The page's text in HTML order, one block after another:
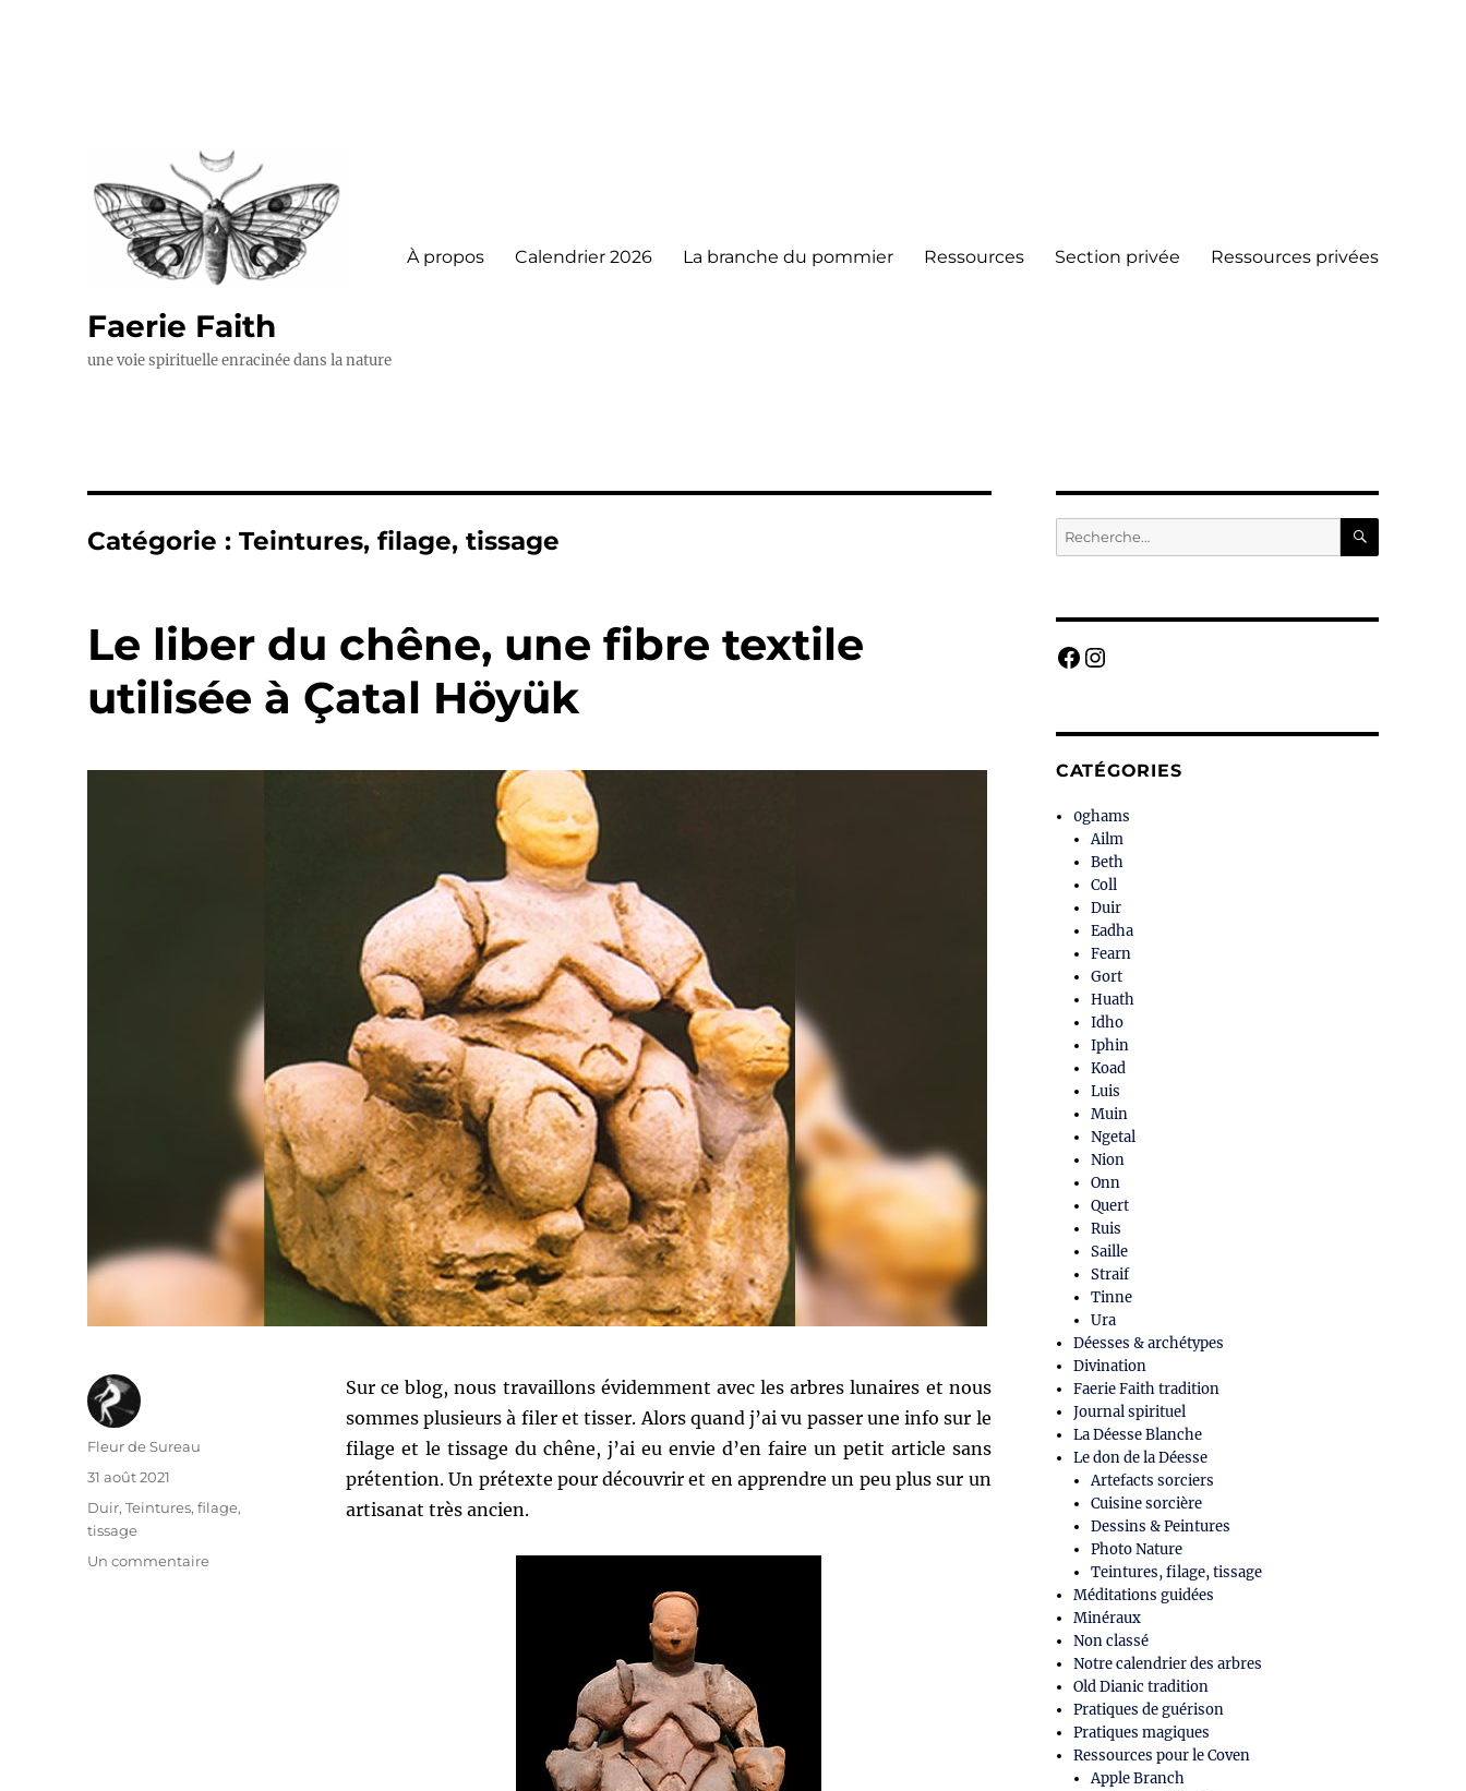
Faerie Faith
une voie spirituelle enracinée dans la nature
À propos Calendrier 2026 La branche du pommier Ressources Section privée Ressources privées
Catégorie :Teintures, filage, tissage
Le liber du chêne, une fibre textile
utilisée à Çatal Höyük
Sur ce blog, nous travaillons évidemment avec les arbres lunaires et nous
sommes plusieurs à filer et tisser. Alors quand j’ai vu passer une info sur le
filage et le tissage du chêne, j’ai eu envie d’en faire un petit article sans
prétention. Un prétexte pour découvrir et en apprendre un peu plus sur un
artisanat très ancien.
Auteur
Fleur de Sureau
Publié
le
31 août 2021
Catégories
Duir,Teintures, filage,
tissage
Un commentairesur
Recherche
pour :
Facebook
Instagram
CATÉGORIES
0ghams
Ailm
Beth
Coll
Duir
Eadha
Fearn
Gort
Huath
Idho
Iphin
Koad
Luis
Muin
Ngetal
Nion
Onn
Quert
Ruis
Saille
Straif
Tinne
Ura
Déesses & archétypes
Divination
Faerie Faith tradition
Journal spirituel
La Déesse Blanche
Le don de la Déesse
Artefacts sorciers
Cuisine sorcière
Dessins & Peintures
Photo Nature
Teintures, filage, tissage
Méditations guidées
Minéraux
Non classé
Notre calendrier des arbres
Old Dianic tradition
Pratiques de guérison
Pratiques magiques
Ressources pour le Coven
Apple Branch